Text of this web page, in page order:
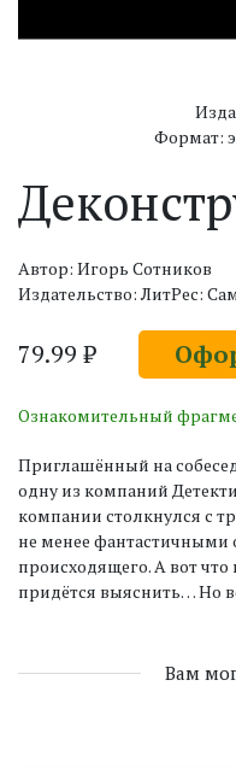
Формат:
Автор: Игорь Сотников
Издательство: ЛитРес:
79.99 ₽
Ознакомительный
Приглашённый на
одну из компаний
компании столкнулся с
не менее фантастичными
происходящего. А вот
придётся выяснить… Но
Вам